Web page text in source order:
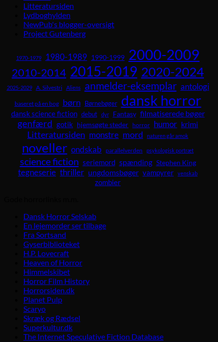
Litteratursiden
Lydboghylden
NewPub's blogger-oversigt
Project Gutenberg
1970-1979 1980-1989 1990-1999 2000-2009
2010-2014 2015-2019 2020-2024
2025-2029 A. Silvestri Aliens anmelder-eksemplar antologi
baseret på en bog børn Børnebøger dansk horror
dansk science fiction debut dyr Fantasy filmatiserede bøger
genfærd gotik hjemsøgte steder horror humor krimi
Litteratursiden monstre mord naturen går amok
noveller ondskab parallelverden psykologisk portræt
science fiction seriemord spænding Stephen King
tegneserie thriller ungdomsbøger vampyrer venskab
zombier
Dansk Horror Selskab
En lejemorder ser tilbage
Fra Sortsand
Gyserbiblioteket
H.P. Lovecraft
Heaven of Horror
Himmelskibet
Horror Film History
Horrorsiden.dk
Planet Pulp
Scaryo
Skræk og Rædsel
Superkultur.dk
The Internet Speculative Fiction Database